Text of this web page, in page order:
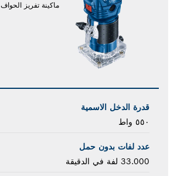
ماكينة تفريز الحواف
قدرة الدخل الاسمية
٥٥٠ واط
عدد لفات بدون حمل
33.000 لفة في الدقيقة